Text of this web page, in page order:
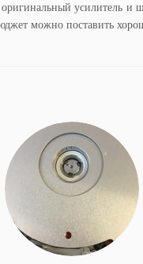
усилитель и
можно поставить